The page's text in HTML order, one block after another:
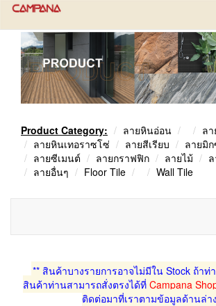
Product Category: ลายหินอ่อน
ล
ลายหินเทอราซโซ่
ลายสีเรียบ
ลายมิ
ลายซีเมนต์
ลายกราฟฟิก ลายไม้
ลายอื่นๆ
Floor Tile Wall Tile
** สินค้าบางรายการอาจไม่มีใน Stock ถ้าท่
สินค้าท่านสามารถสั่งตรงได้ที่ Campana
ติดต่อมาที่เราตามข้อมูลด้านล่า